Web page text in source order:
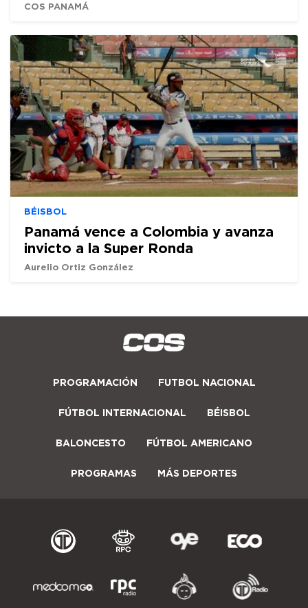
COS PANAMÁ
BÉISBOL
Panamá vence a Colombia y avanza
invicto a la Super Ronda
Aurelio Ortiz González
PROGRAMACIÓN FUTBOL NACIONAL
FÚTBOL INTERNACIONAL BÉISBOL
BALONCESTO FÚTBOL AMERICANO
PROGRAMAS MÁS DEPORTES